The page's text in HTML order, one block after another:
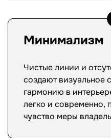
Минимализм
Чистые линии и
создают визуальное
гармонию в
легко и современно,
чувство меры